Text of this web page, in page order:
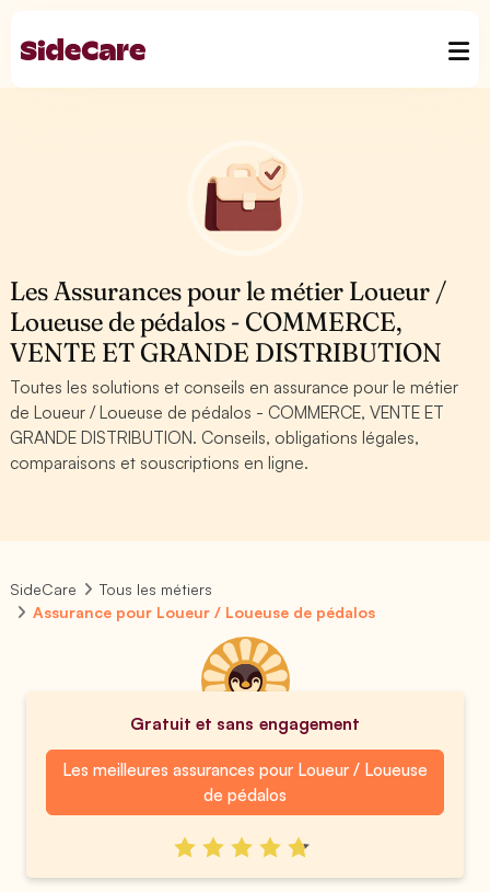
Les Assurances pour le métier Loueur /
Loueuse de pédalos - COMMERCE,
VENTE ET GRANDE DISTRIBUTION
Toutes les solutions et conseils en assurance pour le métier
de Loueur / Loueuse de pédalos - COMMERCE, VENTE ET
GRANDE DISTRIBUTION. Conseils, obligations légales,
comparaisons et souscriptions en ligne.
SideCare
Tous les métiers
Assurance pour Loueur / Loueuse de pédalos
Gratuit et sans engagement
Les meilleures assurances pour Loueur / Loueuse
de pédalos